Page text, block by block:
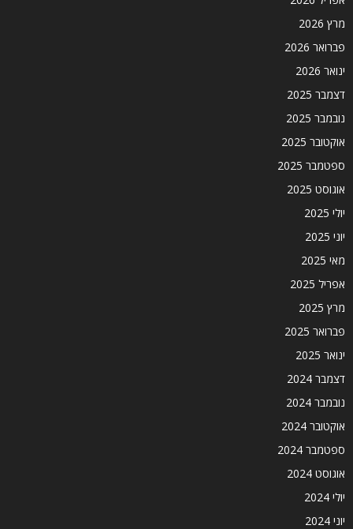
מרץ 2026
פברואר 2026
ינואר 2026
דצמבר 2025
נובמבר 2025
אוקטובר 2025
ספטמבר 2025
אוגוסט 2025
יולי 2025
יוני 2025
מאי 2025
אפריל 2025
מרץ 2025
פברואר 2025
ינואר 2025
דצמבר 2024
נובמבר 2024
אוקטובר 2024
ספטמבר 2024
אוגוסט 2024
יולי 2024
יוני 2024